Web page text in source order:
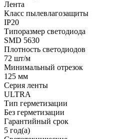
Лента
Класс пылевлагозащиты
IP20
Типоразмер светодиода
SMD 5630
Плотность светодиодов
72 шт/м
Минимальный отрезок
125 мм
Серия ленты
ULTRA
Тип герметизации
Без герметизации
Гарантийный срок
5 год(а)